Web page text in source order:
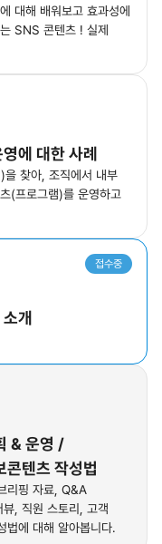
대해 배워보고 효과성에
SNS 콘텐츠 ! 실제
에 대한 사례
을 찾아, 조직에서 내부
(프로그램)를 운영하고
접수중
개
& 운영 /
콘텐츠 작성법
리핑 자료, Q&A
, 직원 스토리, 고객
법에 대해 알아봅니다.